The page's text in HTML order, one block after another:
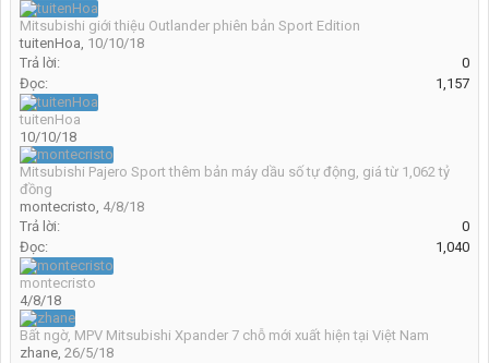
Mitsubishi giới thiệu Outlander phiên bản Sport Edition
tuitenHoa, 10/10/18
Trả lời:
0
Đọc:
1,157
tuitenHoa
10/10/18
Mitsubishi Pajero Sport thêm bản máy dầu số tự động, giá từ 1,062 tỷ
đồng
montecristo, 4/8/18
Trả lời:
0
Đọc:
1,040
montecristo
4/8/18
Bất ngờ, MPV Mitsubishi Xpander 7 chỗ mới xuất hiện tại Việt Nam
zhane, 26/5/18